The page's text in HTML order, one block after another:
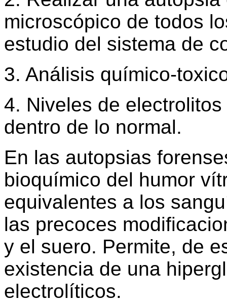
microscópico de todos
estudio del sistema de
3. Análisis químico-
4. Niveles de
dentro de lo normal.
En las autopsias
bioquímico del humor
equivalentes a los
las precoces
y el suero. Permite, de
existencia de una
electrolíticos.